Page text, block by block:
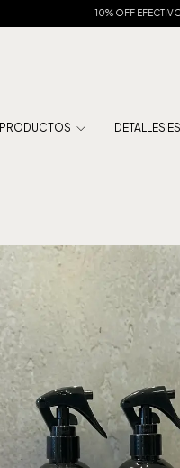
10% OFF EFECTIVO Y
PRODUCTOS DETALLES